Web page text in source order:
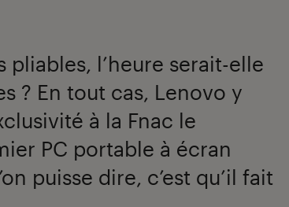
pliables, l’heure serait-elle
? En tout cas, Lenovo y
à la Fnac le
PC portable à écran
puisse dire, c’est qu’il fait